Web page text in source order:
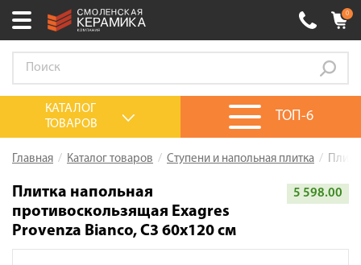
Выберите ваш город:
+7 (4812) 548-777
0 товаров на сумму0.00руб.
Акции
О компании
0
ТОП-6
КАТАЛОГ
ТОВАРОВ
Главная Каталог товаров Ступени и напольная плитка
Плитка напольная
противоскользящая Exagres
Provenza Bianco, C3 60x120 см
5 598.00